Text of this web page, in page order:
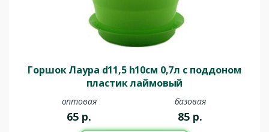
Горшок Лаура d11,5 h10см 0,7л с поддоном
пластик лаймовый
оптовая
65 р.
базовая
85 р.